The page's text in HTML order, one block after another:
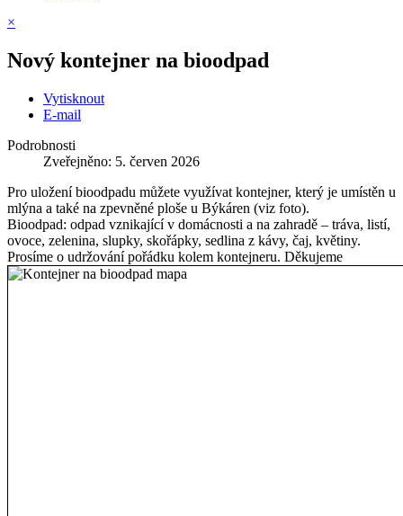
×
Nový kontejner na bioodpad
Vytisknout
E-mail
Podrobnosti
Zveřejněno: 5. červen 2026
Pro uložení bioodpadu můžete využívat kontejner, který je umístěn u
mlýna a také na zpevněné ploše u Býkáren (viz foto).
Bioodpad: odpad vznikající v domácnosti a na zahradě – tráva, listí,
ovoce, zelenina, slupky, skořápky, sedlina z kávy, čaj, květiny.
Prosíme o udržování pořádku kolem kontejneru. Děkujeme